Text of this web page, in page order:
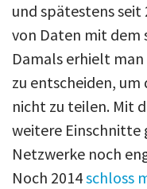
und spätestens seit
von Daten mit dem
Damals erhielt
zu entscheiden,
nicht zu teilen. Mit
weitere Einschnitte
Netzwerke noch
Noch 2014schloss